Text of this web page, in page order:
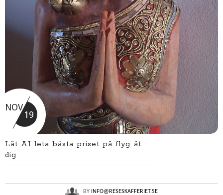
NOV
19
Låt AI leta bästa priset på flyg åt
dig
BY INFO@RESESKAFFERIET.SE